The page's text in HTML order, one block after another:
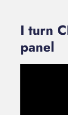
I turn
panel